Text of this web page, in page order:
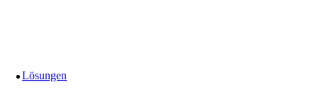
Lösungen